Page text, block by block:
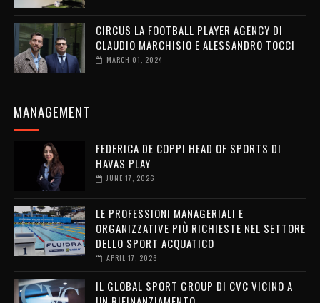
CIRCUS LA FOOTBALL PLAYER AGENCY DI
CLAUDIO MARCHISIO E ALESSANDRO TOCCI
MARCH 01, 2024
MANAGEMENT
FEDERICA DE COPPI HEAD OF SPORTS DI
HAVAS PLAY
JUNE 17, 2026
LE PROFESSIONI MANAGERIALI E
ORGANIZZATIVE PIÙ RICHIESTE NEL SETTORE
DELLO SPORT ACQUATICO
APRIL 17, 2026
IL GLOBAL SPORT GROUP DI CVC VICINO A